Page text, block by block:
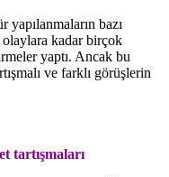
yapılanmaların bazı
kadar birçok
yaptı. Ancak bu
ve farklı görüşlerin
tartışmaları